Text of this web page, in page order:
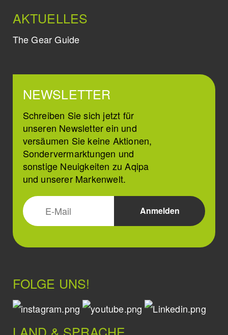
AKTUELLES
The Gear Guide
NEWSLETTER
Schreiben Sie sich jetzt für
unseren Newsletter ein und
versäumen Sie keine Aktionen,
Sondervermarktungen und
sonstige Neuigkeiten zu Aqipa
und unserer Markenwelt.
FOLGE UNS!